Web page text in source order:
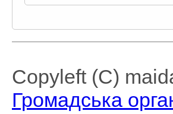
Copyleft (C)
Громадська